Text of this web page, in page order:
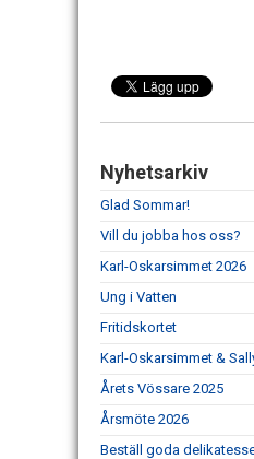
Nyhetsarkiv
Glad Sommar!
Vill du jobba hos oss?
Karl-Oskarsimmet 2026
Ung i Vatten
Fritidskortet
Karl-Oskarsimmet &
Årets Vössare 2025
Årsmöte 2026
Beställ goda